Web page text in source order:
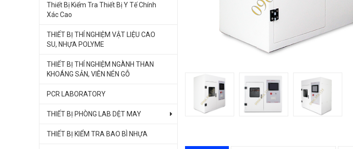
Thiết Bị Kiểm Tra Thiết Bị Y Tế Chính
Xác Cao
THIẾT BỊ THÍ NGHIỆM VẬT LIỆU CAO
SU, NHỰA POLYME
THIẾT BỊ THÍ NGHIỆM NGÀNH THAN
KHOÁNG SẢN, VIÊN NÉN GỖ
PCR LABORATORY
THIẾT BỊ PHÒNG LAB DỆT MAY
THIẾT BỊ KIỂM TRA BAO BÌ NHỰA